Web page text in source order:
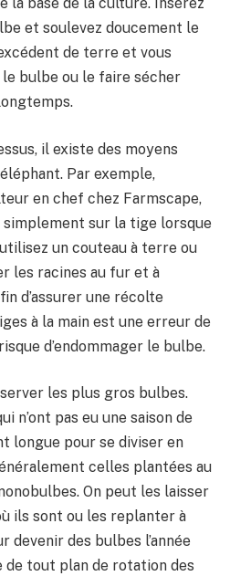
et soulevez doucement le
de terre et vous
bulbe ou le faire sécher
il existe des moyens
Par exemple,
en chef chez Farmscape,
simplement sur la tige lorsque
un couteau à terre ou
les racines au fur et à
d’assurer une récolte
à la main est une erreur de
d’endommager le bulbe.
les plus gros bulbes.
n’ont pas eu une saison de
longue pour se diviser en
celles plantées au
On peut les laisser
ils sont ou les replanter à
devenir des bulbes l’année
de tout plan de rotation des